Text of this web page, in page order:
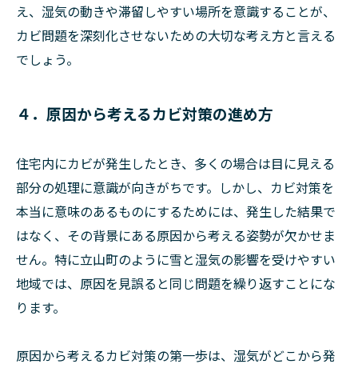
え、湿気の動きや滞留しやすい場所を意識することが、
カビ問題を深刻化させないための大切な考え方と言える
でしょう。
４．原因から考えるカビ対策の進め方
住宅内にカビが発生したとき、多くの場合は目に見える
部分の処理に意識が向きがちです。しかし、カビ対策を
本当に意味のあるものにするためには、発生した結果で
はなく、その背景にある原因から考える姿勢が欠かせま
せん。特に立山町のように雪と湿気の影響を受けやすい
地域では、原因を見誤ると同じ問題を繰り返すことにな
ります。
原因から考えるカビ対策の第一歩は、湿気がどこから発